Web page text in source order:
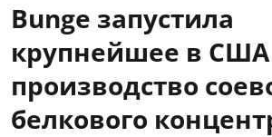
Bunge запустила
крупнейшее в США
производство
белкового